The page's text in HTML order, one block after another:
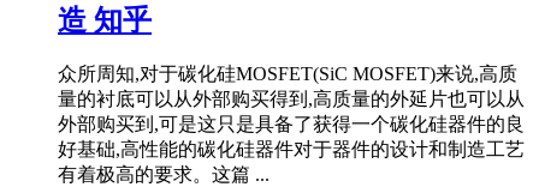
造 知乎
众所周知,对于碳化硅MOSFET(SiC MOSFET)来说,高质
量的衬底可以从外部购买得到,高质量的外延片也可以从
外部购买到,可是这只是具备了获得一个碳化硅器件的良
好基础,高性能的碳化硅器件对于器件的设计和制造工艺
有着极高的要求。这篇 ...